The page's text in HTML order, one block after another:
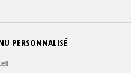
PERSONNALISÉ